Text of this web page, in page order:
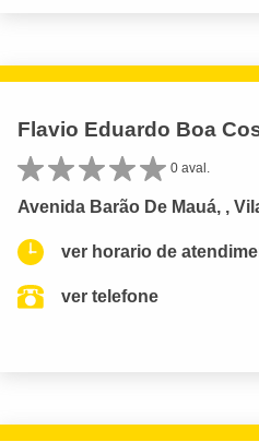
Flavio Eduardo Boa
0 aval.
Avenida Barão De Mauá, ,
ver horario de
ver telefone